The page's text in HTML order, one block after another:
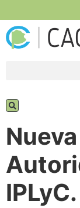
IPLyC.